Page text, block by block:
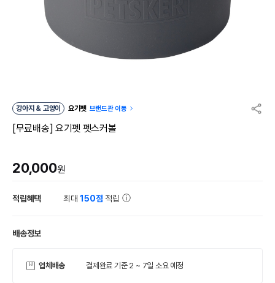
강아지 & 고양이 요기펫 브랜드관 이동
[무료배송] 요기펫 펫스커볼
20,000원
적립혜택 최대150점 적립
배송정보
업체배송 결제완료 기준 2 ~ 7일 소요 예정